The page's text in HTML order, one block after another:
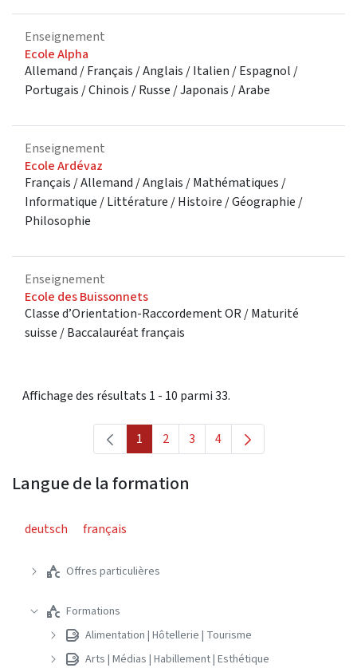
Enseignement
Ecole Alpha
Allemand / Français / Anglais / Italien / Espagnol /
Portugais / Chinois / Russe / Japonais / Arabe
Enseignement
Ecole Ardévaz
Français / Allemand / Anglais / Mathématiques /
Informatique / Littérature / Histoire / Géographie /
Philosophie
Enseignement
Ecole des Buissonnets
Classe d’Orientation-Raccordement OR / Maturité
suisse / Baccalauréat français
Affichage des résultats 1 - 10 parmi 33.
Page
1 Page
2 Page
3 Page
4
Langue de la formation
deutsch français
Offres particulières
Formations
Alimentation | Hôtellerie | Tourisme
Arts | Médias | Habillement | Esthétique